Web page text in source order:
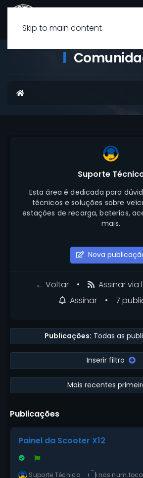
Skip to main content
Início
Suporte
Esta área é dedicada para
técnicos e soluções sobre
estações de recarga, baterias,
mais.
Nova
← Voltar • Assinar via
Assinar
• 7
Publicações: Todas as
Inserir filtro
Mais recentes
Publicações
Painel da Scooter X12
Suporte Técnico